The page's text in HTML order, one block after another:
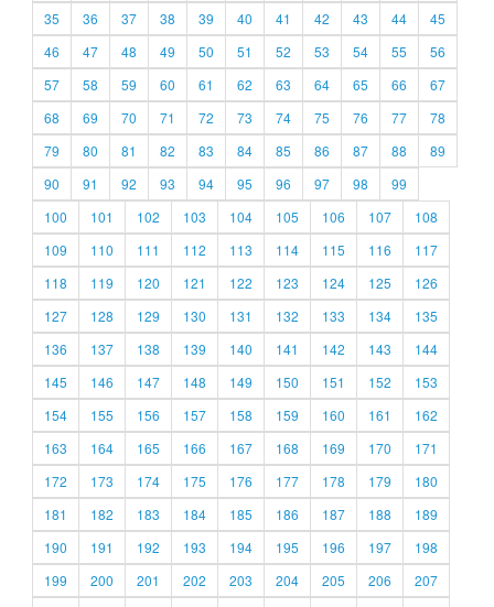
35
36 37 38 39 40 41 42 43 44
45
46
47 48 49 50 51 52 53 54 55
56
57
58 59 60 61 62 63 64 65 66
67
68
69 70 71 72 73 74 75 76 77
78
79
80 81 82 83 84 85 86 87 88
89
90
91 92 93 94 95 96 97 98
99
100
101 102 103 104 105 106 107
108
109
110 111 112 113 114 115 116
117
118
119 120 121 122 123 124 125
126
127
128 129 130 131 132 133 134
135
136
137 138 139 140 141 142 143
144
145
146 147 148 149 150 151 152
153
154
155 156 157 158 159 160 161
162
163
164 165 166 167 168 169 170
171
172
173 174 175 176 177 178 179
180
181
182 183 184 185 186 187 188
189
190
191 192 193 194 195 196 197
198
199
200 201 202 203 204 205 206
207